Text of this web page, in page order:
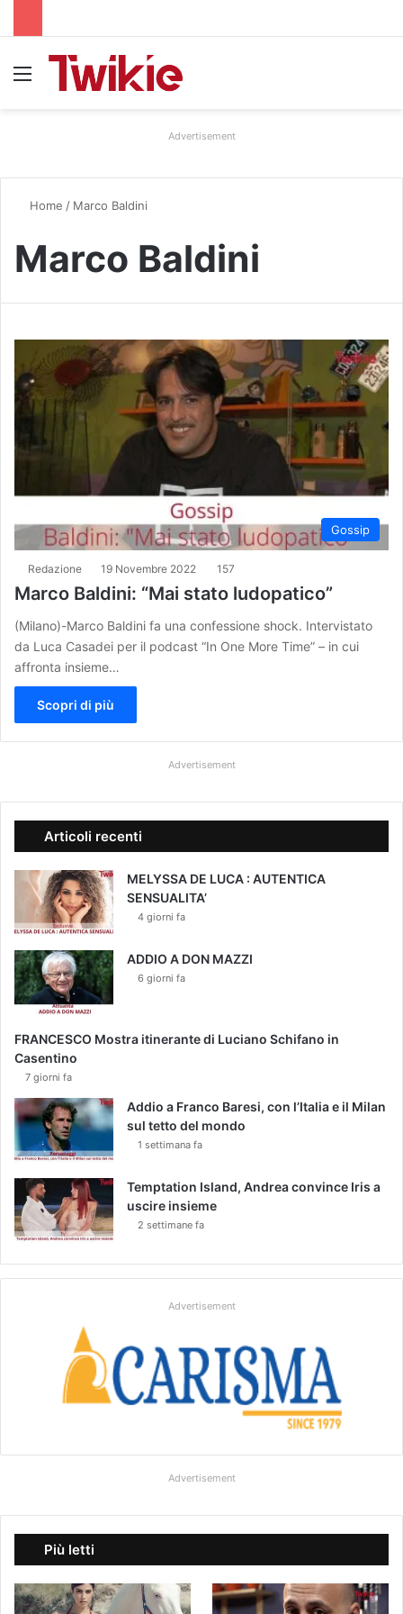
Advertisement
Home / Marco Baldini
Marco Baldini
Gossip
Redazione 19 Novembre 2022 157
Marco Baldini: “Mai stato ludopatico”
(Milano)-Marco Baldini fa una confessione shock. Intervistato
da Luca Casadei per il podcast “In One More Time” – in cui
affronta insieme…
Scopri di più
Advertisement
Articoli recenti
MELYSSA DE LUCA : AUTENTICA
SENSUALITA’
4 giorni fa
ADDIO A DON MAZZI
6 giorni fa
FRANCESCO Mostra itinerante di Luciano Schifano in
Casentino
7 giorni fa
Addio a Franco Baresi, con l’Italia e il Milan
sul tetto del mondo
1 settimana fa
Temptation Island, Andrea convince Iris a
uscire insieme
2 settimane fa
Advertisement
Advertisement
Più letti